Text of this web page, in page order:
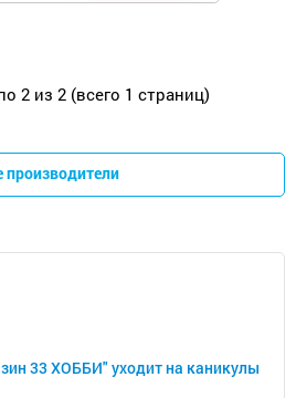
2 из 2 (всего 1 страниц)
производители
33 ХОББИ" уходит на каникулы